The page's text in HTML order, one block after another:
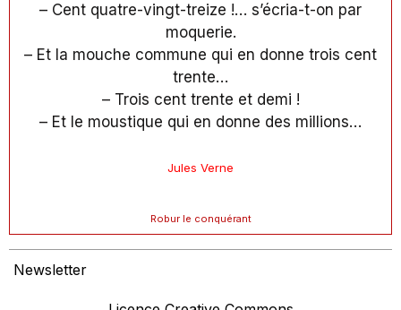
– Cent quatre-vingt-treize !… s’écria-t-on par
moquerie.
– Et la mouche commune qui en donne trois cent
trente…
– Trois cent trente et demi !
– Et le moustique qui en donne des millions…
Jules Verne
Robur le conquérant
Newsletter